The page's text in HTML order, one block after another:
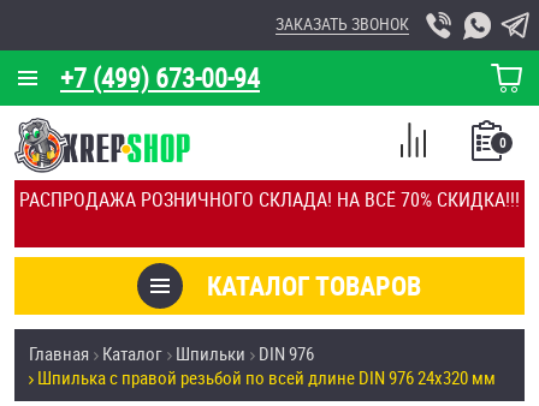
РАСПРОДАЖА РОЗНИЧНОГО СКЛАДА! НА ВСЁ 70% СКИДКА!!!
+7 (499) 673-00-94
ЗАКАЗАТЬ ЗВОНОК
КОРЗИНА
О КОМПАНИИ
КАЛЬКУЛЯТОР
ОТЗЫВЫ
УСЛУГИ
КАТАЛОГ ТОВАРОВ
0
СПИСОК
СРАВНЕНИЕ
Товары со скидкой
Анкеры
Главная Каталог Шпильки
DIN 976
Шпилька с правой резьбой по всей длине DIN 976 24х320 мм